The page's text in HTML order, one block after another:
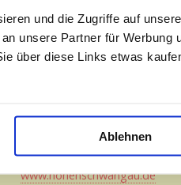
und die Zugriffe auf
unsere Partner für Werbung
über diese Links etwas
Ablehnen
Eine Reservierung für das
Museums.
Geschlossen am 24./25./
www.hohenschwangau.de